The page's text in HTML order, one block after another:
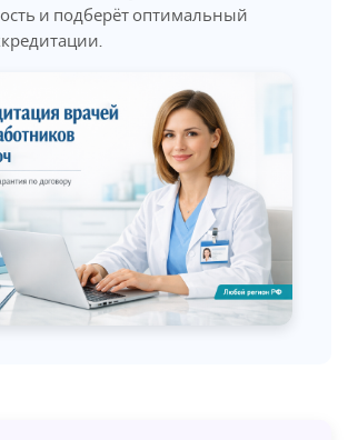
и подберёт оптимальный